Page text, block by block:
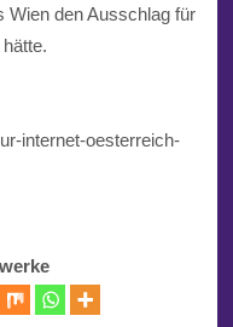
den Ausschlag für
internet-oesterreich-